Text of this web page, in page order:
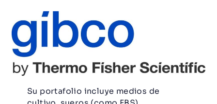
Su portafolio incluye medios de